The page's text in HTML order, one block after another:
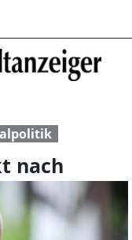
nach